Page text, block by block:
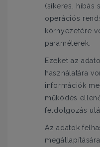
(sikeres, hibás
operációs
környezetére
paraméterek.
Ezeket az
használatára
információk
működés
feldolgozás
Az adatok